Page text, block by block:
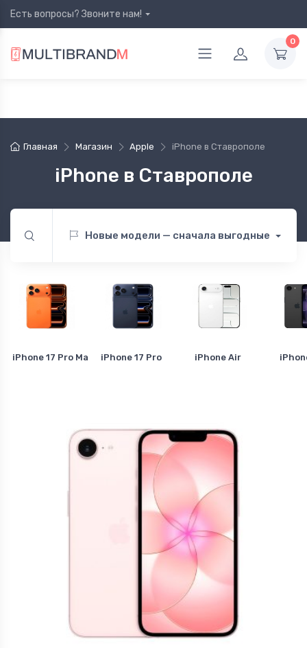
Есть вопросы? Звоните нам!
0
Главная Магазин Apple iPhone в Ставрополе
iPhone в Ставрополе
Новые модели — сначала выгодные
iPhone 17 Pro Max iPhone 17 Pro iPhone Air